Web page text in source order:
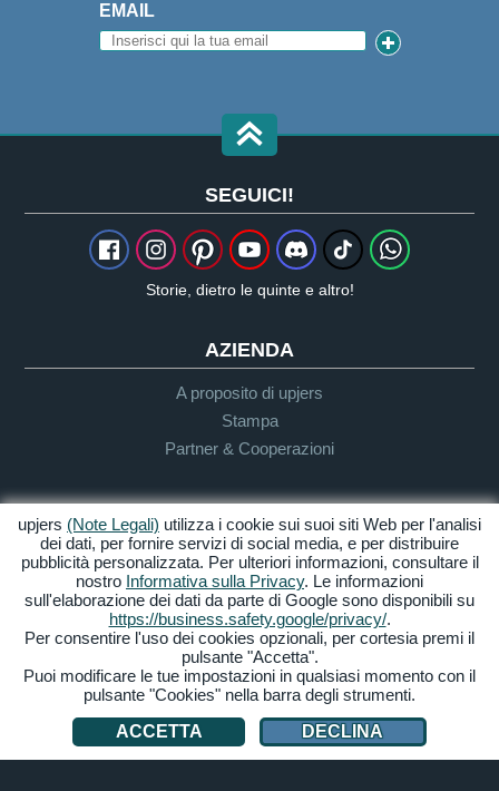
EMAIL
SEGUICI!
Storie, dietro le quinte e altro!
AZIENDA
A proposito di upjers
Stampa
Partner & Cooperazioni
INFO UTENTE & SUPPORTO
Guida per Let's Plays
Supporto
Legali
Privacy
Termini &
Condizioni
Gestione Cookies
upjers (Note Legali) utilizza i cookie sui suoi siti Web per l'analisi
dei dati, per fornire servizi di social media, e per distribuire
pubblicità personalizzata. Per ulteriori informazioni, consultare il
nostro Informativa sulla Privacy. Le informazioni
sull'elaborazione dei dati da parte di Google sono disponibili su
https://business.safety.google/privacy/.
Per consentire l'uso dei cookies opzionali, per cortesia premi il
pulsante "Accetta".
Puoi modificare le tue impostazioni in qualsiasi momento con il
pulsante "Cookies" nella barra degli strumenti.
ACCETTA
DECLINA